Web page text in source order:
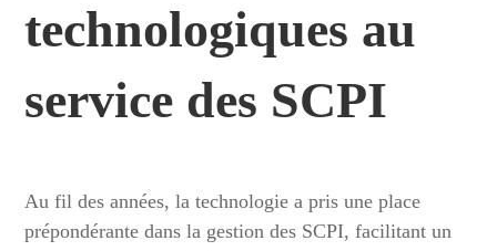
technologiques au
service des SCPI
Au fil des années, la technologie a pris une place
prépondérante dans la gestion des SCPI, facilitant un